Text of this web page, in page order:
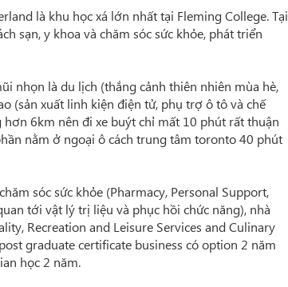
là khu học xá lớn nhất tại Fleming College. Tại
sạn, y khoa và chăm sóc sức khỏe, phát triển
nhọn là du lịch (thắng cảnh thiên nhiên mùa hè,
(sản xuất linh kiện điện tử, phụ trợ ô tô và chế
6km nên đi xe buýt chỉ mất 10 phút rất thuận
nằm ở ngoại ô cách trung tâm toronto 40 phút
sóc sức khỏe (Pharmacy, Personal Support,
tới vật lý trị liệu và phục hồi chức năng), nhà
Recreation and Leisure Services and Culinary
graduate certificate business có option 2 năm
học 2 năm.